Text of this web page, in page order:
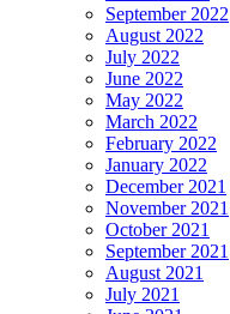
September 2022
August 2022
July 2022
June 2022
May 2022
March 2022
February 2022
January 2022
December 2021
November 2021
October 2021
September 2021
August 2021
July 2021